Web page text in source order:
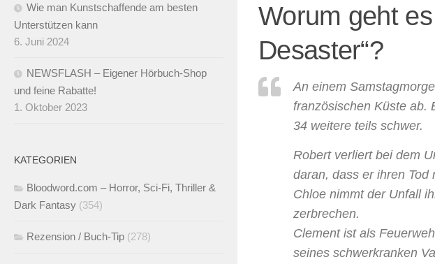
Worum geht
Desaster“?
An einem
französischen Küste ab.
34 weitere teils schwer.
Robert verliert bei dem
daran, dass er ihren Tod
Chloe nimmt der Unfall
zerbrechen.
Clement ist als
seines schwerkranken
Wie man Kunstschaffende am besten
Unterstützen kann
6. Juni 2024
NEWSFLASH – Eigener Hörbuch-Shop
und feine Rabatte!
1. Oktober 2023
KATEGORIEN
Bloodword.com – Horror, Sci-Fi, Thriller &
Dark Fantasy (354)
Rezension / Buch-Tip (278)